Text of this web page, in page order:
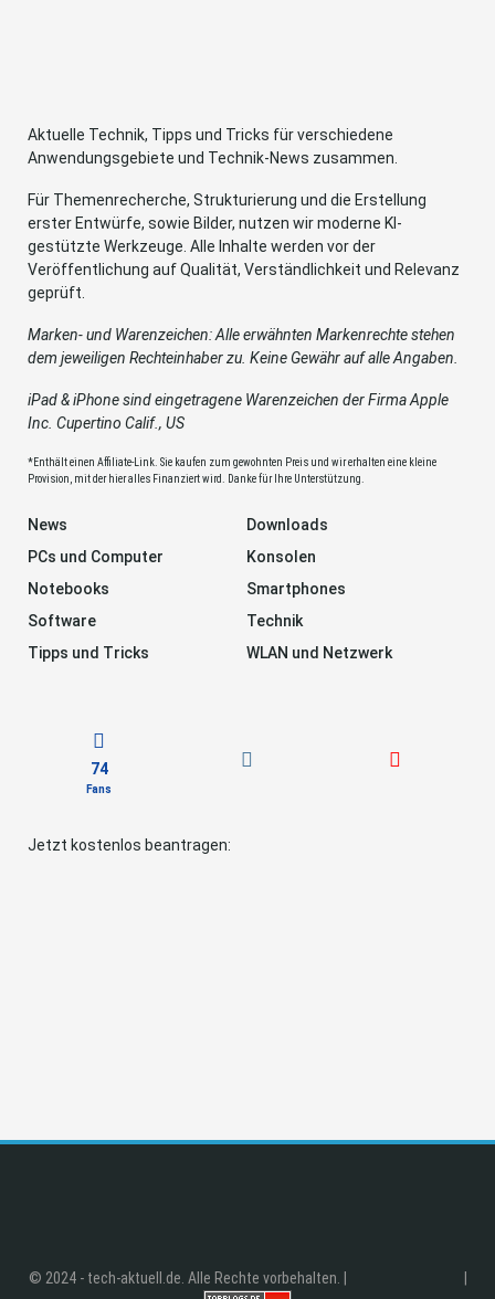
Aktuelle Technik, Tipps und Tricks für verschiedene
Anwendungsgebiete und Technik-News zusammen.
Für Themenrecherche, Strukturierung und die Erstellung
erster Entwürfe, sowie Bilder, nutzen wir moderne KI-
gestützte Werkzeuge. Alle Inhalte werden vor der
Veröffentlichung auf Qualität, Verständlichkeit und Relevanz
geprüft.
Marken- und Warenzeichen: Alle erwähnten Markenrechte stehen
dem jeweiligen Rechteinhaber zu. Keine Gewähr auf alle Angaben.
iPad & iPhone sind eingetragene Warenzeichen der Firma Apple
Inc. Cupertino Calif., US
*Enthält einen Affiliate-Link. Sie kaufen zum gewohnten Preis und wir erhalten eine kleine
Provision, mit der hier alles Finanziert wird. Danke für Ihre Unterstützung.
News
Downloads
PCs und Computer
Konsolen
Notebooks
Smartphones
Software
Technik
Tipps und Tricks
WLAN und Netzwerk
74
Fans
Jetzt kostenlos beantragen:
© 2024 - tech-aktuell.de. Alle Rechte vorbehalten. |